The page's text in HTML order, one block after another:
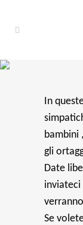
In
bambini
gli
Date
Se